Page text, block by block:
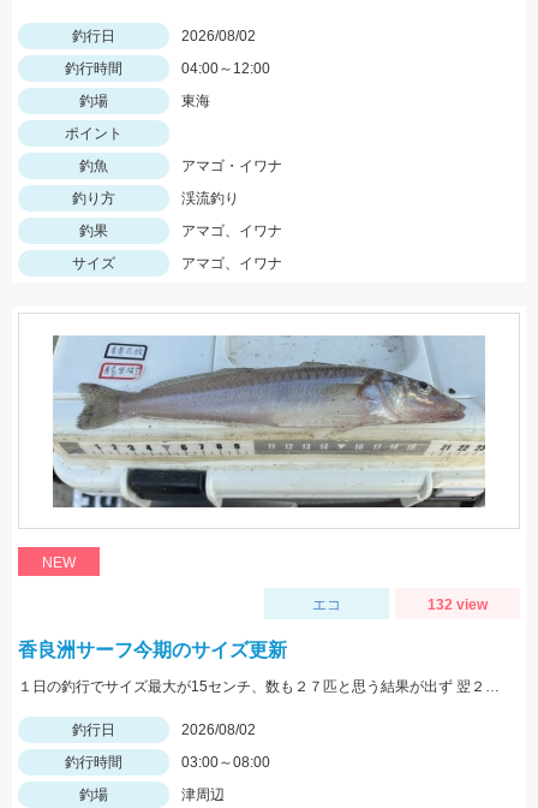
釣行日
2026/08/02
釣行時間
04:00～12:00
釣場
東海
ポイント
釣魚
アマゴ・イワナ
釣り方
渓流釣り
釣果
アマゴ、イワナ
サイズ
アマゴ、イワナ
NEW
エコ 132 view
香良洲サーフ今期のサイズ更新
１日の釣行でサイズ最大が15センチ、数も２７匹と思う結果が出ず 翌２日に同じ時間、同じ場所でリベンジ。 いつもはエサは石ゴカイだけど今日はゴールドイソメを使ってみました。 夜暗い時間は石ゴカイよりも当たりも多く釣れる数も多かったですね。 7時の潮止まり頃に大きな当たりで蟹かな？と思いきや何と２２センチと、21センチのダブルでした。 今期のサイズ更新をしました。 その後、ワタリガニも釣れてリベンジ成功でした。 皆さん、記念写真は釣ったその場で撮影しましょうね。 家に帰ってからでは1センチほど縮んでしまいますからね。笑
釣行日
2026/08/02
釣行時間
03:00～08:00
釣場
津周辺